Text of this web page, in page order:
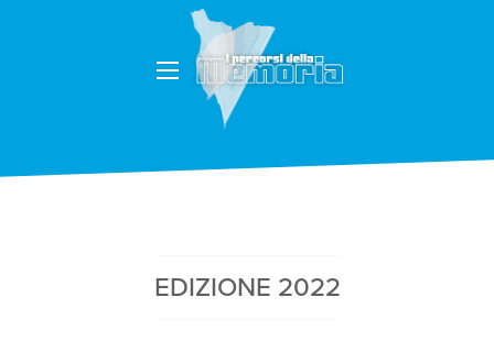
EDIZIONE 2022